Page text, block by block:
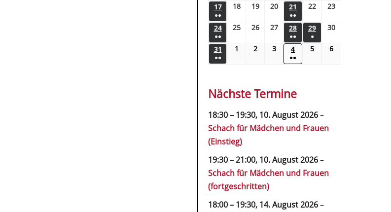
17
●●
18 19 20 21
●●
22 23
24
●●
25 26 27 28
●●
29
●
30
31
●●
1 2 3 4
●●
5 6
Nächste Termine
18:30– 19:30, 10. August 2026–
Schach für Mädchen und Frauen
(Einstieg)
19:30–21:00, 10. August 2026–
Schach für Mädchen und Frauen
(fortgeschritten)
18:00– 19:30, 14. August 2026–